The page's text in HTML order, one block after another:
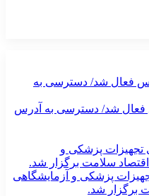
فعال شد/ دسترسی به آدرس
پزشکی و آزمایشگاهی
برگزار شد.